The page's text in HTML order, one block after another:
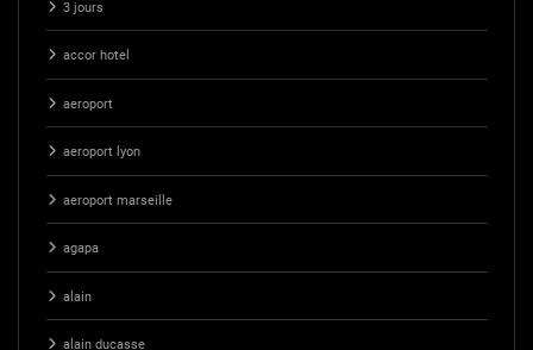
3 jours
accor hotel
aeroport
aeroport lyon
aeroport marseille
agapa
alain
alain ducasse